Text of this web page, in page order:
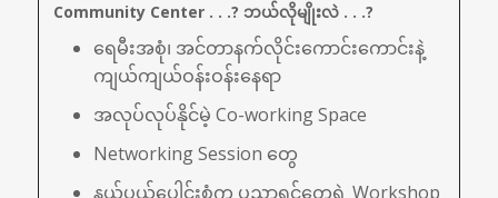
Community Center . . .? ဘယ်လိုမျိုးလဲ . . .?
ရေမီးအစုံ၊ အင်တာနက်လိုင်းကောင်းကောင်းနဲ့
ကျယ်ကျယ်ဝန်းဝန်းနေရာ
အလုပ်လုပ်နိုင်မဲ့ Co-working Space
Networking Session တွေ
နယ်ပယ်ပေါင်းစုံက ပညာရှင်တွေရဲ့ Workshop